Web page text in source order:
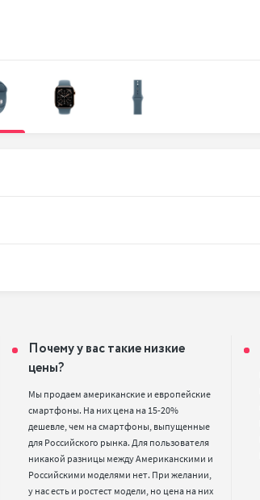
Почему у вас такие низкие
цены?
Мы продаем американские и европейские
смартфоны. На них цена на 15-20%
дешевле, чем на смартфоны, выпущенные
для Российского рынка. Для пользователя
никакой разницы между Американскими и
Российскими моделями нет. При желании,
у нас есть и ростест модели, но цена на них